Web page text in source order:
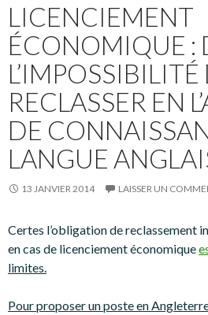
LICENCIEMENT
ÉCONOMIQUE :
L’IMPOSSIBILITÉ
RECLASSER EN
DE
LANGUE
13 JANVIER 2014 LAISSER UN
Certes l’obligation de reclassement
en cas de licenciement économique
limites.
Pour proposer un poste en